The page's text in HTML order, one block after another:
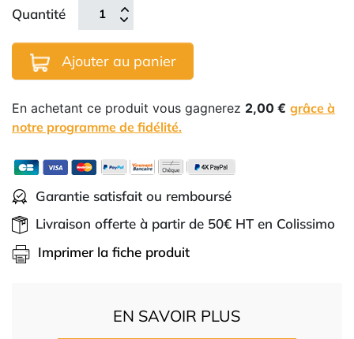
Quantité
Ajouter au panier
En achetant ce produit vous gagnerez 2,00 € grâce à
notre programme de fidélité.
Garantie satisfait ou remboursé
Livraison offerte à partir de 50€ HT en Colissimo
Imprimer la fiche produit
EN SAVOIR PLUS